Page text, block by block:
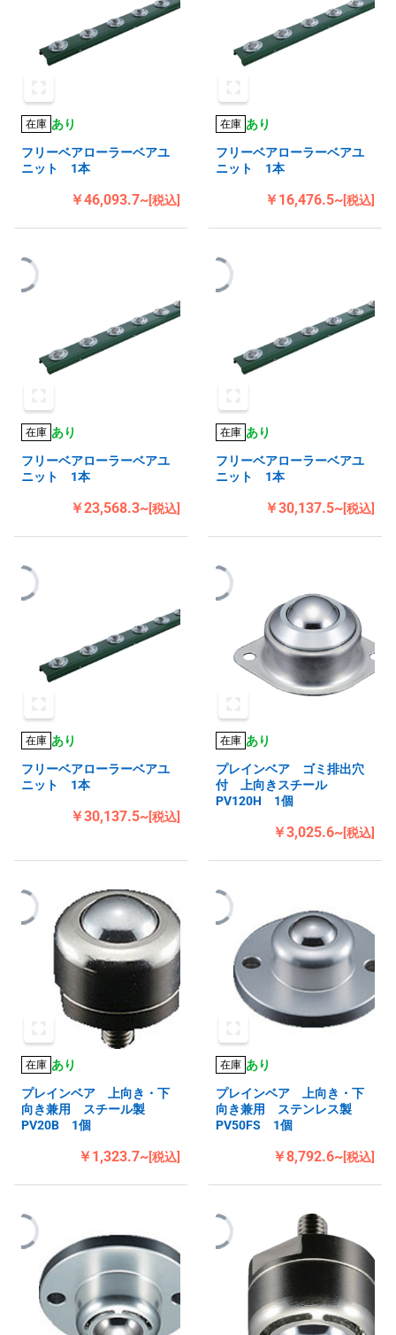
在庫 あり
フリーベアローラーベアユ
ニット 1本
￥46,093.7~[税込]
在庫 あり
フリーベアローラーベアユ
ニット 1本
￥16,476.5~[税込]
在庫 あり
フリーベアローラーベアユ
ニット 1本
￥23,568.3~[税込]
在庫 あり
フリーベアローラーベアユ
ニット 1本
￥30,137.5~[税込]
在庫 あり
フリーベアローラーベアユ
ニット 1本
￥30,137.5~[税込]
在庫 あり
プレインベア ゴミ排出穴
付 上向きスチール
PV120H 1個
￥3,025.6~[税込]
在庫 あり
プレインベア 上向き・下
向き兼用 スチール製
PV20B 1個
￥1,323.7~[税込]
在庫 あり
プレインベア 上向き・下
向き兼用 ステンレス製
PV50FS 1個
￥8,792.6~[税込]